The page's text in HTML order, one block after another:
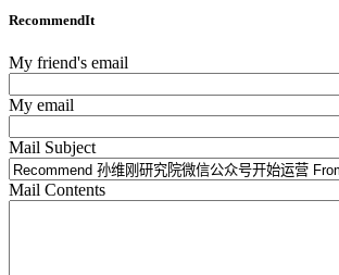
RecommendIt
My friend's email
My email
Mail Subject
Mail Contents